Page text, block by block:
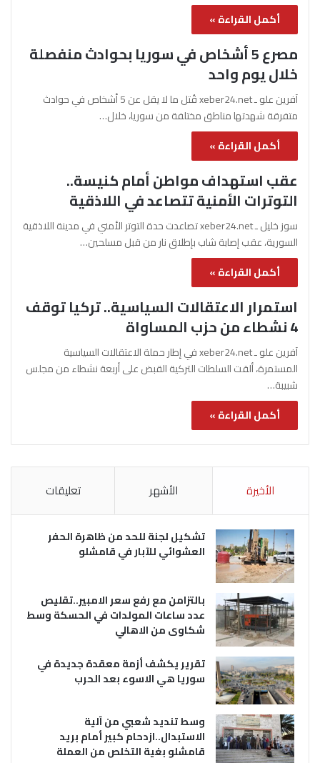
أكمل القراءة »
مصرع 5 أشخاص في سوريا بحوادث منفصلة
خلال يوم واحد
آفرين علو ـ xeber24.net قُتل ما لا يقل عن 5 أشخاص في حوادث
متفرقة شهدتها مناطق مختلفة من سوريا، خلال…
أكمل القراءة »
عقب استهداف مواطن أمام كنيسة..
التوترات الأمنية تتصاعد في اللاذقية
سوز خليل ـ xeber24.net تصاعدت حدة التوتر الأمني في مدينة اللاذقية
السورية، عقب إصابة شاب بإطلاق نار من قبل مسلحين…
أكمل القراءة »
استمرار الاعتقالات السياسية.. تركيا توقف
4 نشطاء من حزب المساواة
آفرين علو ـ xeber24.net في إطار حملة الاعتقالات السياسية
المستمرة، ألقت السلطات التركية القبض على أربعة نشطاء من مجلس
شبيبة…
أكمل القراءة »
الأخيرة الأشهر تعليقات
تشكيل لجنة للحد من ظاهرة الحفر
العشوائي للآبار في قامشلو
بالتزامن مع رفع سعر الامبير..تقليص
عدد ساعات المولدات في الحسكة وسط
شكاوى من الاهالي
تقرير يكشف أزمة معقدة جديدة في
سوريا هي الاسوء بعد الحرب
وسط تنديد شعبي من آلية
الاستبدال..ازدحام كبير أمام بريد
قامشلو بغية التخلص من العملة